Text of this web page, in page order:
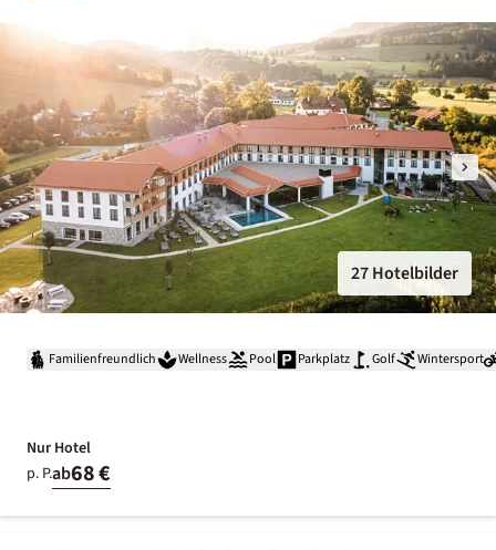
27 Hotelbilder
Familienfreundlich Wellness Pool Parkplatz Golf Wintersport
Nur Hotel
p. P.ab68 €